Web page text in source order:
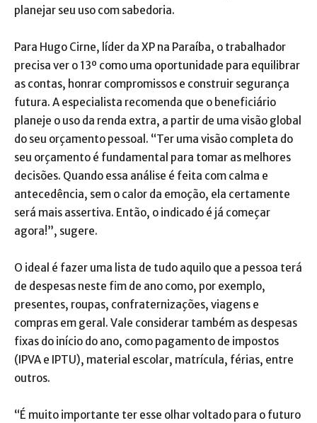
planejar seu uso com sabedoria.
Para Hugo Cirne, líder da XP na Paraíba, o trabalhador
precisa ver o 13º como uma oportunidade para equilibrar
as contas, honrar compromissos e construir segurança
futura. A especialista recomenda que o beneficiário
planeje o uso da renda extra, a partir de uma visão global
do seu orçamento pessoal. “Ter uma visão completa do
seu orçamento é fundamental para tomar as melhores
decisões. Quando essa análise é feita com calma e
antecedência, sem o calor da emoção, ela certamente
será mais assertiva. Então, o indicado é já começar
agora!”, sugere.
O ideal é fazer uma lista de tudo aquilo que a pessoa terá
de despesas neste fim de ano como, por exemplo,
presentes, roupas, confraternizações, viagens e
compras em geral. Vale considerar também as despesas
fixas do início do ano, como pagamento de impostos
(IPVA e IPTU), material escolar, matrícula, férias, entre
outros.
“É muito importante ter esse olhar voltado para o futuro